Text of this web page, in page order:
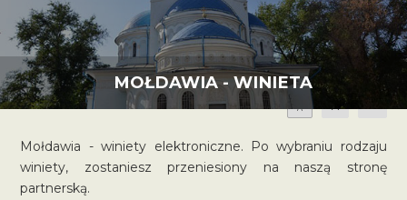
MOŁDAWIA - WINIETA
A A
Mołdawia - winiety elektroniczne. Po wybraniu rodzaju
winiety, zostaniesz przeniesiony na naszą stronę
partnerską.